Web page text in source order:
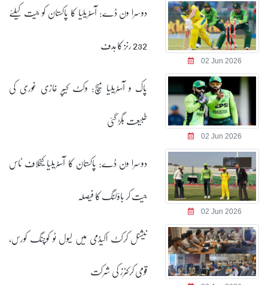
02 Jun 2026
دوسرا ون ڈے: آسٹریلیا کا پاکستان کو جیت کیلئے
232 رنز کا ہدف
02 Jun 2026
پاک و آسٹریلیا میچ: وکٹ کیپر غازی غوری کی
طبیعت بگڑ گئی
02 Jun 2026
دوسرا ون ڈے: پاکستان کا آسٹریلیا کیخلاف ٹاس
جیت کر باؤلنگ کا فیصلہ
نیشنل کرکٹ اکیڈمی میں لیول ٹو کوچنگ کورس،
قومی کرکٹرز کی شرکت